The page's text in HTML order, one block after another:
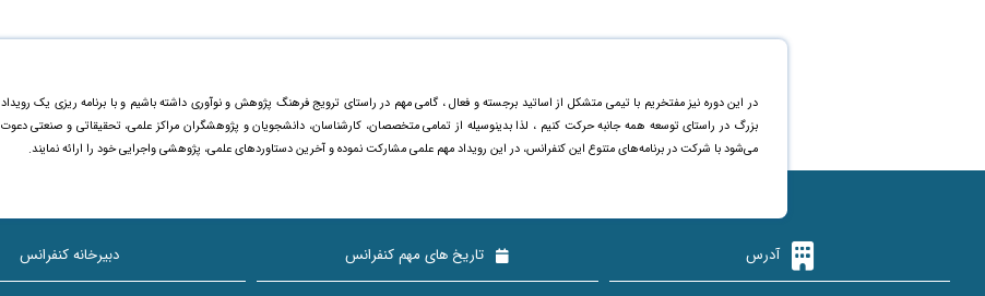
در این دوره نیز مفتخریم با تیمی متشکل از اساتید برجسته و فعال ، گامی مهم در راستای ترویج فرهنگ پژوهش و نوآوری داشته باشیم و با برنامه ریزی یک رویداد
بزرگ در راستای توسعه همه جانبه حرکت کنیم ، لذا بدینوسیله از تمامی متخصصان، کارشناسان، دانشجویان و پژوهشگران مراکز علمی، تحقیقاتی و صنعتی دعوت
می‌شود با شرکت در برنامه‌های متنوع این کنفرانس، در این رویداد مهم علمی مشارکت نموده و آخرین دستاورد‌های علمی، پژوهشی واجرایی خود را ارائه نمایند.
آدرس تاریخ های مهم کنفرانس دبیرخانه کنفرانس